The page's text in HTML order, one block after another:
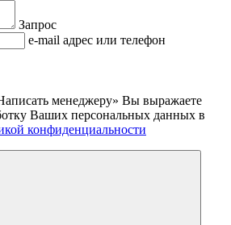
Запрос
e-mail адрес или телефон
менеджеру» Вы выражаете
Ваших персональных данных в
конфиденциальности